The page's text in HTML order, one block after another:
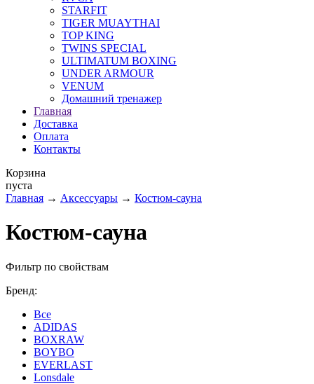
STARFIT
TIGER MUAYTHAI
TOP KING
TWINS SPECIAL
ULTIMATUM BOXING
UNDER ARMOUR
VENUM
Домашний тренажер
Главная
Доставка
Оплата
Контакты
Корзина
пуста
Главная → Аксессуары → Костюм-сауна
Костюм-сауна
Фильтр по свойствам
Бренд:
Все
ADIDAS
BOXRAW
BOYBO
EVERLAST
Lonsdale